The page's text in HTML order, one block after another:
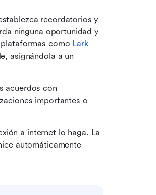
recordatorios y
ninguna oportunidad y
como Lark
asignándola a un
acuerdos con
importantes o
a internet lo haga. La
automáticamente